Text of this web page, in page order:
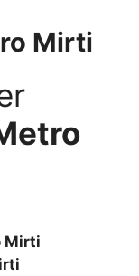
Mirti
Mirti